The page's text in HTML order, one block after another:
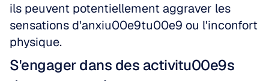
ils peuvent potentiellement aggraver les
sensations d'anxiu00e9tu00e9 ou l'inconfort
physique.
S'engager dans des activitu00e9s